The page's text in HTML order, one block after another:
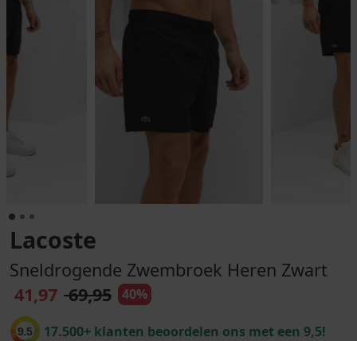
Lacoste
Sneldrogende Zwembroek Heren Zwart
41,97 69,95 40%
9.5 17.500+ klanten beoordelen ons met een 9,5!